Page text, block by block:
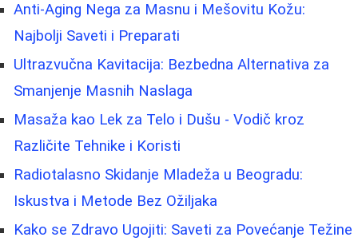
Anti-Aging Nega za Masnu i Mešovitu Kožu:
Najbolji Saveti i Preparati
Ultrazvučna Kavitacija: Bezbedna Alternativa za
Smanjenje Masnih Naslaga
Masaža kao Lek za Telo i Dušu - Vodič kroz
Različite Tehnike i Koristi
Radiotalasno Skidanje Mladeža u Beogradu:
Iskustva i Metode Bez Ožiljaka
Kako se Zdravo Ugojiti: Saveti za Povećanje Težine